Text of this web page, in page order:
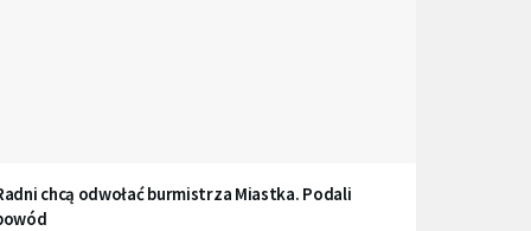
chcą odwołać burmistrza Miastka. Podali